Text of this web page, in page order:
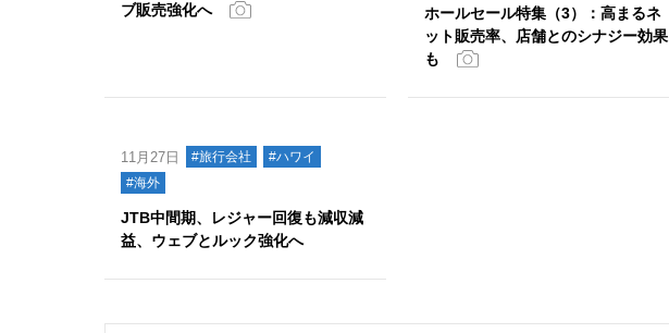
ブ販売強化へ
ホールセール特集（3）：高まるネ
ット販売率、店舗とのシナジー効果
も
11月27日 #旅行会社
#ハワイ
#海外
JTB中間期、レジャー回復も減収減
益、ウェブとルック強化へ